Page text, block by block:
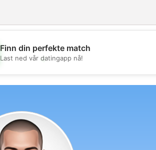
💖
Finn din perfekte match
Last ned vår datingapp nå!